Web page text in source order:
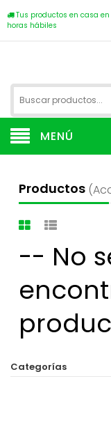
Tus productos en casa
horas hábiles
MENÚ
Productos
-- No
Categorías